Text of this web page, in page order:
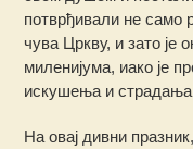
потврђивали не само
чува Цркву, и зато је
миленијума, иако је
искушења и
На овај дивни